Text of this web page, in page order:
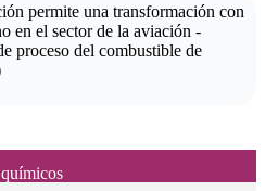
permite una transformación con
en el sector de la aviación -
proceso del combustible de